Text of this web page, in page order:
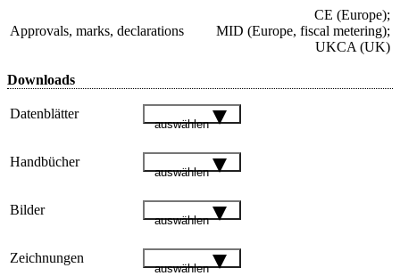
Approvals, marks, declarations
CE (Europe);
MID (Europe, fiscal metering);
UKCA (UK)
Downloads
Datenblätter
auswählen
Handbücher
auswählen
Bilder
auswählen
Zeichnungen
auswählen